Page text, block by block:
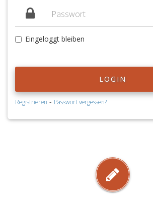
Eingeloggt bleiben
LOGIN
Registrieren - Passwort vergessen?